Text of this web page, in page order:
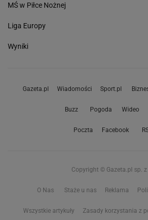
MŚ w Piłce Nożnej
Liga Europy
Wyniki
Gazeta.pl Wiadomości Sport.pl
Buzz Pogoda Wideo
Poczta Facebook
Copyright © Gazeta.pl sp. z
O Nas Staże u nas Reklama
Wszystkie artykuły Zasady korzystania z